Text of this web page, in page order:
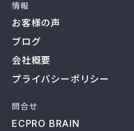
情報
お客様の声
ブログ
会社概要
プライバシーポリシー
問合せ
ECPRO BRAIN